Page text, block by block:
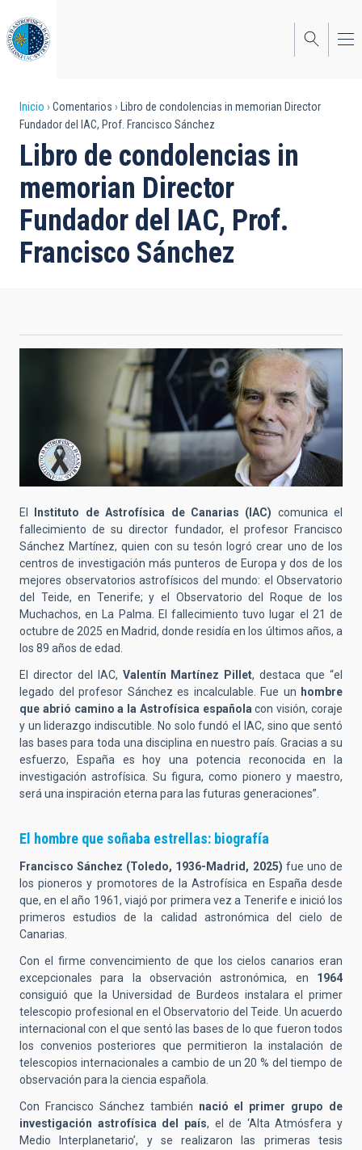
al
contenido
principal
Sobrescribir
enlaces
de
ayuda
a
la
Inicio Comentarios
Libro de condolencias in memorian Director
Fundador del IAC, Prof. Francisco Sánchez
Libro de condolencias in
memorian Director
Fundador del IAC, Prof.
Francisco Sánchez
El Instituto de Astrofísica de Canarias (IAC) comunica el
fallecimiento de su director fundador, el profesor Francisco
Sánchez Martínez, quien con su tesón logró crear uno de los
centros de investigación más punteros de Europa y dos de los
mejores observatorios astrofísicos del mundo: el Observatorio
del Teide, en Tenerife; y el Observatorio del Roque de los
Muchachos, en La Palma. El fallecimiento tuvo lugar el 21 de
octubre de 2025 en Madrid, donde residía en los últimos años, a
los 89 años de edad.
El director del IAC, Valentín Martínez Pillet, destaca que “el
legado del profesor Sánchez es incalculable. Fue un hombre
que abrió camino a la Astrofísica españolacon visión, coraje
y un liderazgo indiscutible. No solo fundó el IAC, sino que sentó
las bases para toda una disciplina en nuestro país. Gracias a su
esfuerzo, España es hoy una potencia reconocida en la
investigación astrofísica. Su figura, como pionero y maestro,
será una inspiración eterna para las futuras generaciones”.
El hombre que soñaba estrellas: biografía
Francisco Sánchez (Toledo, 1936-Madrid, 2025) fue uno de
los pioneros y promotores de la Astrofísica en España desde
que, en el año 1961, viajó por primera vez a Tenerife e inició los
primeros estudios de la calidad astronómica del cielo de
Canarias.
Con el firme convencimiento de que los cielos canarios eran
excepcionales para la observación astronómica, en 1964
consiguió que la Universidad de Burdeos instalara el primer
telescopio profesional en el Observatorio del Teide. Un acuerdo
internacional con el que sentó las bases de lo que fueron todos
los convenios posteriores que permitieron la instalación de
telescopios internacionales a cambio de un 20 % del tiempo de
observación para la ciencia española.
Con Francisco Sánchez también nació el primer grupo de
investigación astrofísica del país, el de ‘Alta Atmósfera y
Medio Interplanetario’, y se realizaron las primeras tesis